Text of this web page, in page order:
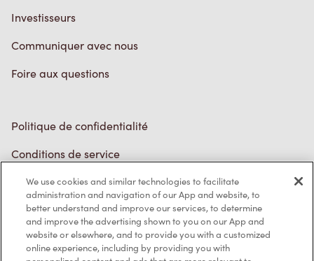
Investisseurs
Communiquer avec nous
Foire aux questions
Politique de confidentialité
Conditions de service
Marques de commerce
Accessibilité
Diagnostic
We use cookies and similar technologies to facilitate
administration and navigation of our App and website, to
better understand and improve our services, to determine
and improve the advertising shown to you on our App and
website or elsewhere, and to provide you with a customized
online experience, including by providing you with